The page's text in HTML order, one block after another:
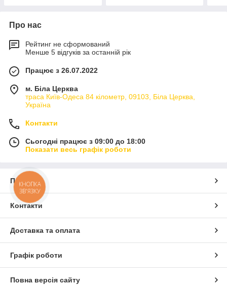
Про нас
Рейтинг не сформований
Менше 5 відгуків за останній рік
Працює з 26.07.2022
м. Біла Церква
траса Київ-Одеса 84 кілометр, 09103, Біла Церква,
Україна
Контакти
Сьогодні працює з 09:00 до 18:00
Показати весь графік роботи
Про нас
Контакти
Доставка та оплата
Графік роботи
Повна версія сайту
КНОПКА
ЗВ'ЯЗКУ